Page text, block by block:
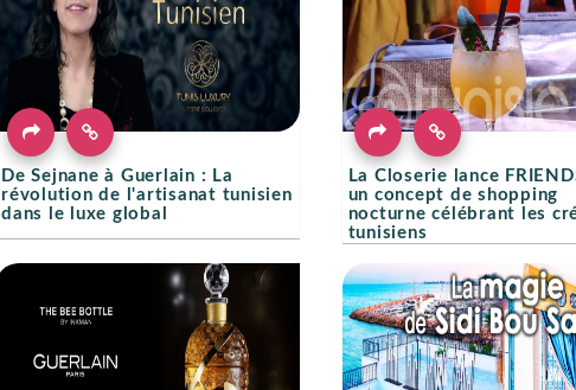
De Sejnane à Guerlain : La
révolution de l'artisanat tunisien
dans le luxe global
La Closerie lance
un concept de shopping
nocturne célébrant les
tunisiens